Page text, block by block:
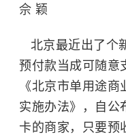
佘 颖
北京最近出了个
预付款当成可随意
《北京市单用途
实施办法》，自公
卡的商家，只要预